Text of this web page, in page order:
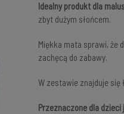
Idealny produkt dla
zbyt dużym słońcem.
Miękka mata sprawi, że
zachęcą do zabawy.
W zestawie znajduje się
Przeznaczone dla dzieci